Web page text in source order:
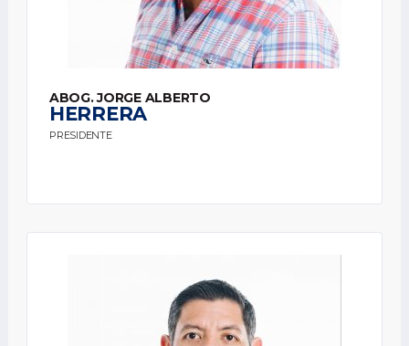
ABOG. JORGE ALBERTO
HERRERA
PRESIDENTE